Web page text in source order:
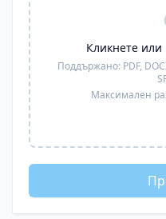
Кликнете или
Поддържано: PDF,
Максимален